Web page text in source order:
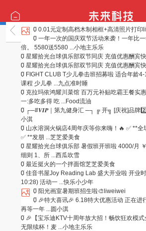
优惠打折
0 0.01元定制高档木制相框+高清照片打印
0 一年一次的国庆双节活动来袭！一年比
倍。 5580送5580 ...小地主乐乐
0 星耀拾光台球俱乐部双节同庆 充值优惠酬宾
0 星耀拾光台球俱乐部双节同庆 充值优惠酬宾
0 FIGHT CLUB T少儿拳击班招募啦 适合年龄
课程 少儿拳 ...九点准时睡
0 克拉玛依鸿耀川菜馆 百万元补贴吃霸王餐实
一:多吃多得 吃 ...Food流油
0 ┌─#𝑽𝑰𝑷｜第九健身汇 ─┐ ╔ 开╗ [庆祝]品牌
小淇
0 山水溶洞火锅店4周年庆等你来嗨！🔥 ✅ **
✅ **发朋 ...芝芝爱美食
0 星耀拾光台球俱乐部 暑假班开班啦 4000/月
细则 1、所 ...西瓜吹雪
0 最近挺火的一个拌面馆芝芝爱美食
0 佳音书屋Joy Reading Lab 盛大开业啦 开业
10:28) 活动一 ...快乐小少年
0 阳光画室暑期班招生啦🎨 liweiwei
0 🎉特大喜讯🎉 6.18特大优惠活动 正在进
再等一年 ...圆小淇
0 🎉【宝乐迪KTV十周年放大招！畅饮狂欢模
无限续杯！麦 ...小地主乐乐